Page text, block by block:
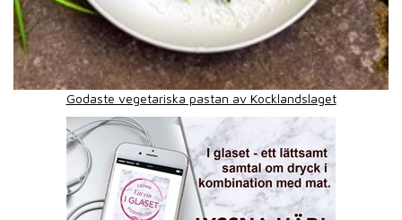
Godaste vegetariska pastan av Kocklandslaget